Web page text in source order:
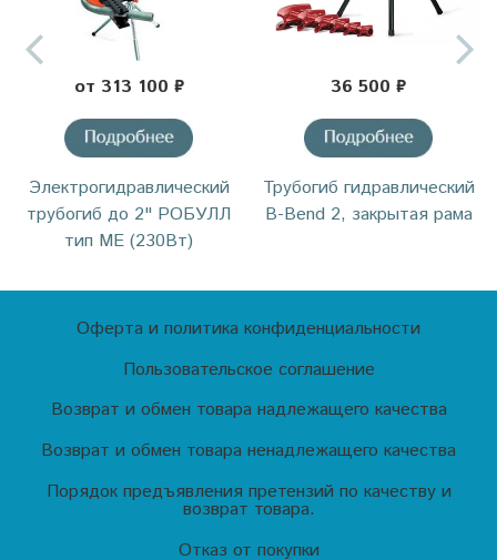
от 313 100 ₽
Электрогидравлический
трубогиб до 2" РОБУЛЛ
тип МЕ (230Вт)
36 500 ₽
Трубогиб гидравлический
B-Bend 2, закрытая рама
Оферта и политика конфиденциальности
Пользовательское соглашение
Возврат и обмен товара надлежащего качества
Возврат и обмен товара ненадлежащего качества
Порядок предъявления претензий по качеству и
возврат товара.
Отказ от покупки